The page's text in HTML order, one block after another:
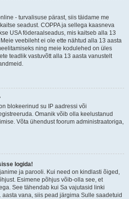
- turvalisuse pärast, siis täidame me
seadust. COPPA ja sellega kaasneva
USA föderaalseadus, mis kaitseb alla 13
veebileht ei ole ette nähtud alla 13 aasta
ning meie kodulehed on üles
teadlik vastuvõtt alla 13 aasta vanustelt
blokeerinud su IP aadressi või
Omanik võib olla keelustanud
Võta ühendust foorum administraatoriga,
logida!
ja parooli. Kui need on kindlasti õiged,
Esimene põhjus võib-olla see, et
See tähendab kui Sa vajutasid linki
vana, siis pead järgima Sulle saadetuid